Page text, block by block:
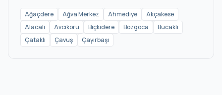
Kadıköy
Kalem
Karabeyli
Ağaçdere Ağva Merkez Ahmediye
Akçakese
Alacalı
Avcıkoru Bıçkıdere Bozgoca
Bucaklı
Çataklı
Çavuş Çayırbaşı